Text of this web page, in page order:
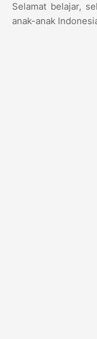
Selamat belajar,
anak-anak